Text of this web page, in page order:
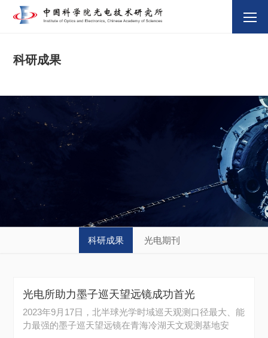
科研成果
科研成果 光电期刊
光电所助力墨子巡天望远镜成功首光
2023年9月17日，北半球光学时域巡天观测口径最大、能
力最强的墨子巡天望远镜在青海冷湖天文观测基地安